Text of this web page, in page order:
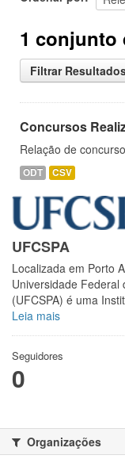
1 conjunto
Filtrar
Concursos
Relação de
ODT CSV
UFCSPA
Localizada em Porto
Universidade Federal
(UFCSPA) é uma
Leia mais
Seguidores
0
Organizações